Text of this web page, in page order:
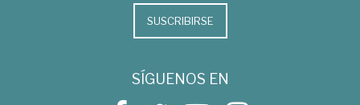
SUSCRIBIRSE
SÍGUENOS EN